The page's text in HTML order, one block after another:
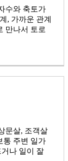
수와 축토가
, 가까운 관계
만나서 토로
문살, 조객살
통 주변 일가
나 일이 잘